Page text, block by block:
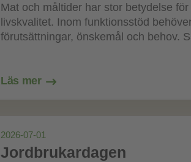
Mat och måltider har stor betydelse
livskvalitet. Inom funktionsstöd
förutsättningar, önskemål och behov.
Läs mer
2026-07-01
Jordbrukardagen